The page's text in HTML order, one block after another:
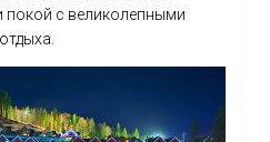
покой с великолепными